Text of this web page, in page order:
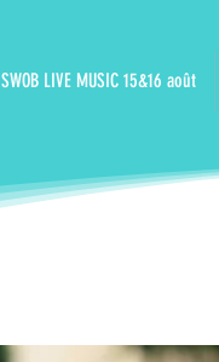
SWOB LIVE MUSIC 15&16 août